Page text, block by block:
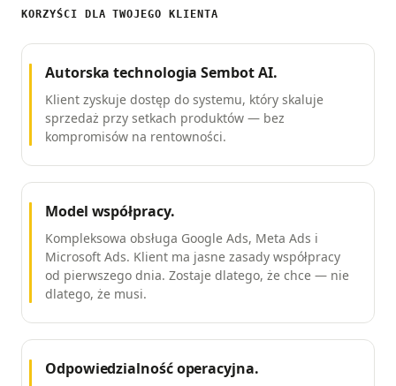
KORZYŚCI DLA TWOJEGO KLIENTA
Autorska technologia Sembot AI.
Klient zyskuje dostęp do systemu, który skaluje
sprzedaż przy setkach produktów — bez
kompromisów na rentowności.
Model współpracy.
Kompleksowa obsługa Google Ads, Meta Ads i
Microsoft Ads. Klient ma jasne zasady współpracy
od pierwszego dnia. Zostaje dlatego, że chce — nie
dlatego, że musi.
Odpowiedzialność operacyjna.